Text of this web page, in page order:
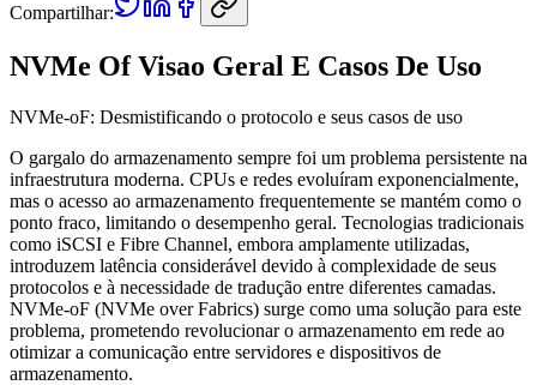
Compartilhar:
NVMe Of Visao Geral E Casos De Uso
NVMe-oF: Desmistificando o protocolo e seus casos de uso
O gargalo do armazenamento sempre foi um problema persistente na
infraestrutura moderna. CPUs e redes evoluíram exponencialmente,
mas o acesso ao armazenamento frequentemente se mantém como o
ponto fraco, limitando o desempenho geral. Tecnologias tradicionais
como iSCSI e Fibre Channel, embora amplamente utilizadas,
introduzem latência considerável devido à complexidade de seus
protocolos e à necessidade de tradução entre diferentes camadas.
NVMe-oF (NVMe over Fabrics) surge como uma solução para este
problema, prometendo revolucionar o armazenamento em rede ao
otimizar a comunicação entre servidores e dispositivos de
armazenamento.